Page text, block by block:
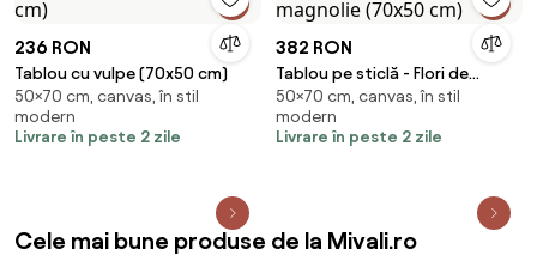
236 RON
Tablou cu vulpe (70x50 cm)
50×70 cm, canvas, în stil
modern
Livrare în peste 2 zile
382 RON
Tablou pe sticlă - Flori de
magnolie (70x50 cm)
50×70 cm, canvas, în stil
modern
Livrare în peste 2 zile
Cele mai bune produse de la Mivali.ro